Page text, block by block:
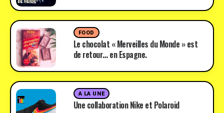
FOOD
Le chocolat « Merveilles du Monde » est
de retour… en Espagne.
A LA UNE
Une collaboration Nike et Polaroid